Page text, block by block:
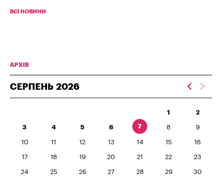
ВСІ НОВИНИ
АРХІВ
СЕРПЕНЬ 2026
1 2
3 4 5 6 7 8 9
10 11 12 13 14 15 16
17 18 19 20 21 22 23
24 25 26 27 28 29 30